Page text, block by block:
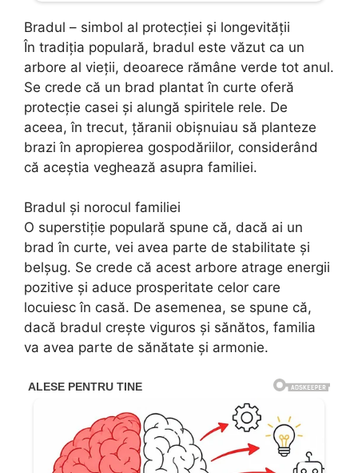
Bradul – simbol al protecției și longevității
În tradiția populară, bradul este văzut ca un
arbore al vieții, deoarece rămâne verde tot anul.
Se crede că un brad plantat în curte oferă
protecție casei și alungă spiritele rele. De
aceea, în trecut, țăranii obișnuiau să planteze
brazi în apropierea gospodăriilor, considerând
că aceștia veghează asupra familiei.
Bradul și norocul familiei
O superstiție populară spune că, dacă ai un
brad în curte, vei avea parte de stabilitate și
belșug. Se crede că acest arbore atrage energii
pozitive și aduce prosperitate celor care
locuiesc în casă. De asemenea, se spune că,
dacă bradul crește viguros și sănătos, familia
va avea parte de sănătate și armonie.